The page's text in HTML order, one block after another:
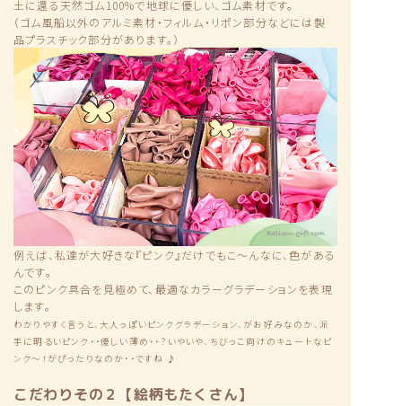
土に還る天然ゴム100%で地球に優しい、ゴム素材です。
（ゴム風船以外のアルミ素材・フィルム・リポン部分などには製
品プラスチック部分があります。）
例えば、私達が大好きな『ピンク』だけでもこ〜んなに、色がある
んです。
このピンク具合を見極めて、最適なカラーグラデーションを表現
します。
わかりやすく言うと、大人っぽいピンクグラデーション、がお好みなのか、派
手に明るいピンク・・優しい薄め・・？いやいや、ちびっこ向けのキュートなピ
ンク〜！がぴったりなのか・・ですね ♪
こだわりその２【絵柄もたくさん】